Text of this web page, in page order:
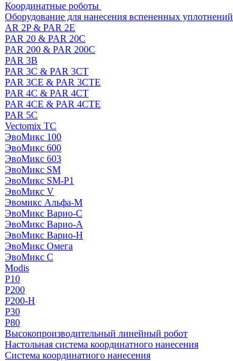
Координатные роботы
Оборудование для нанесения вспененных уплотнений
AR 2P & PAR 2E
PAR 20 & PAR 20C
PAR 200 & PAR 200C
PAR 3B
PAR 3C & PAR 3CT
PAR 3CE & PAR 3CTE
PAR 4C & PAR 4CT
PAR 4CE & PAR 4CTE
PAR 5C
Vectomix TC
ЭвоМикс 100
ЭвоМикс 600
ЭвоМикс 603
ЭвоМикс SM
ЭвоМикс SM-P1
ЭвоМикс V
Эвомикс Альфа-М
ЭвоМикс Варио-C
ЭвоМикс Варио-А
ЭвоМикс Варио-Н
ЭвоМикс Омега
ЭвоМикс С
Modis
P10
P200
P200-H
P30
P80
Высокопроизводительный линейный робот
Настольная система координатного нанесения
Система координатного нанесения